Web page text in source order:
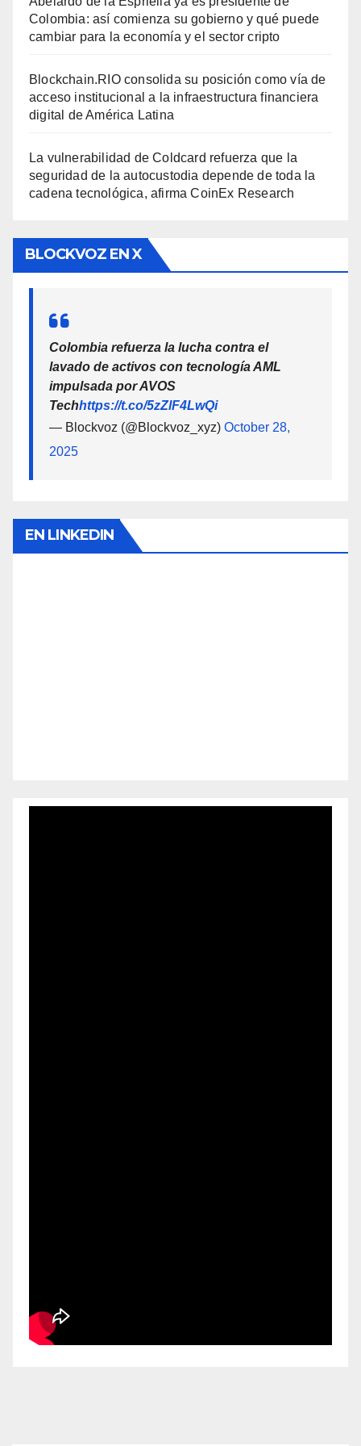
Colombia: así comienza su gobierno y qué puede
cambiar para la economía y el sector cripto
Blockchain.RIO consolida su posición como vía de
acceso institucional a la infraestructura financiera
digital de América Latina
La vulnerabilidad de Coldcard refuerza que la
seguridad de la autocustodia depende de toda la
cadena tecnológica, afirma CoinEx Research
BLOCKVOZ EN X
Colombia refuerza la lucha contra el
lavado de activos con tecnología AML
impulsada por AVOS
Techhttps://t.co/5zZlF4LwQi
— Blockvoz (@Blockvoz_xyz) October 28,
2025
EN LINKEDIN